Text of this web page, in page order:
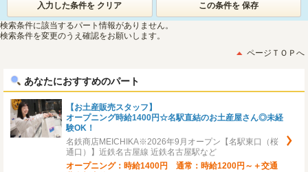
入力した条件を クリア この条件を 保存
検索条件に該当するパート情報がありません。
検索条件を変更のうえ確認をお願いします。
ページＴＯＰへ
あなたにおすすめのパート
【お土産販売スタッフ】
オープニング時給1400円☆名駅直結のお土産屋さん◎未経
験OK！
名鉄商店MEICHIKA※2026年9月オープン【名駅東口（桜
通口）】近鉄名古屋線 近鉄名古屋駅など
オープニング：時給1400円 通常：時給1200円～＋交通